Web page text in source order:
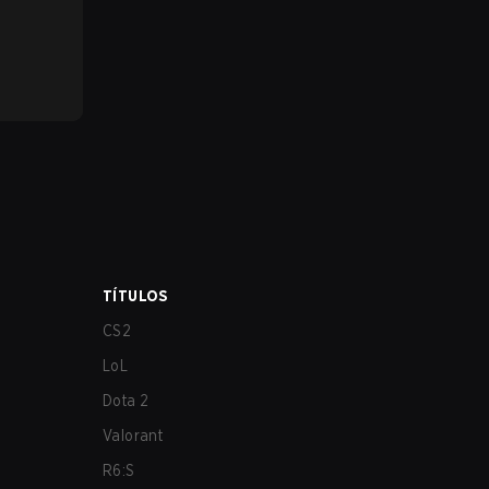
TÍTULOS
CS2
LoL
Dota 2
Valorant
R6:S